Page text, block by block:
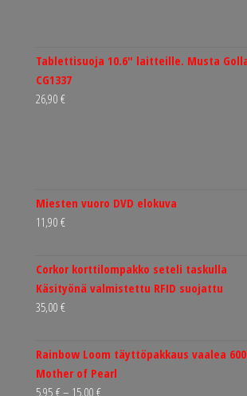
Tablettisuoja 10.6" laitteille. Musta
CG1337
26,90 €
Miesten vuoro DVD elokuva
11,90 €
Corkor korttilompakko seteli taskulla
Käsityönä valmistettu RFID suojattu
35,00 €
Rainbow Loom täyttöpakkaus vaalea
Mother of Pearl
5,95 €– 15,00 €Hintaluokka: